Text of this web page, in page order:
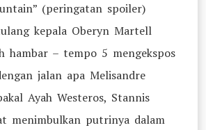
(peringatan spoiler)
kepala Oberyn Martell
hambar – tempo 5 mengekspos
jalan apa Melisandre
Ayah Westeros, Stannis
menimbulkan putrinya dalam